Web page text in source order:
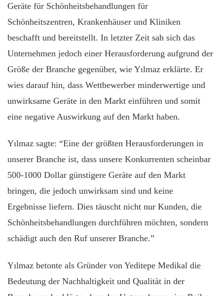
Geräte für Schönheitsbehandlungen für
Schönheitszentren, Krankenhäuser und Kliniken
beschafft und bereitstellt. In letzter Zeit sah sich das
Unternehmen jedoch einer Herausforderung aufgrund der
Größe der Branche gegenüber, wie Yılmaz erklärte. Er
wies darauf hin, dass Wettbewerber minderwertige und
unwirksame Geräte in den Markt einführen und somit
eine negative Auswirkung auf den Markt haben.
Yılmaz sagte: “Eine der größten Herausforderungen in
unserer Branche ist, dass unsere Konkurrenten scheinbar
500-1000 Dollar günstigere Geräte auf den Markt
bringen, die jedoch unwirksam sind und keine
Ergebnisse liefern. Dies täuscht nicht nur Kunden, die
Schönheitsbehandlungen durchführen möchten, sondern
schädigt auch den Ruf unserer Branche.”
Yılmaz betonte als Gründer von Yeditepe Medikal die
Bedeutung der Nachhaltigkeit und Qualität in der